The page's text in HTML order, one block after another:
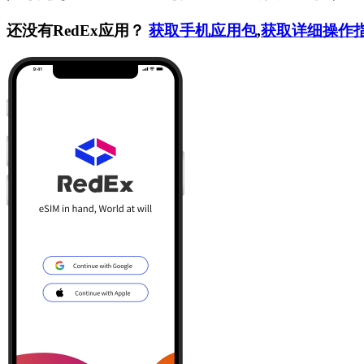
还没有RedEx应用？ 获取手机应用包,获取详细操作